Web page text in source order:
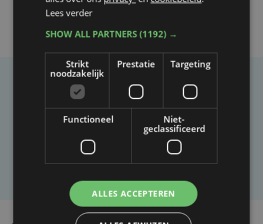
Taalfout opgemerkt?
Heb je een taal- of schrijffout opgemerkt in dit
artikel?
Laat het ons weten
Lees verder
SHOW ALL PARTNERS(1192) →
Strikt
noodzakelijk
Prestatie Targeting
Functioneel
Niet-
geclassificeerd
ALLES ACCEPTEREN